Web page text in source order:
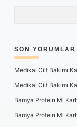
SON YORUMLAR
Medikal Cilt Bakımı
Medikal Cilt Bakımı
Bamya Protein Mi
Bamya Protein Mi